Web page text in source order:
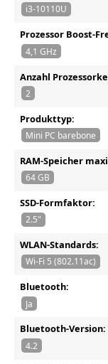
i3-10110U
Prozessor Boost-
4,1 GHz
Anzahl
2
Produkttyp:
Mini PC barebone
RAM-Speicher
64 GB
SSD-Formfaktor:
2.5"
WLAN-Standards:
Wi-Fi 5 (802.11ac)
Bluetooth:
Ja
Bluetooth-Version:
4.2